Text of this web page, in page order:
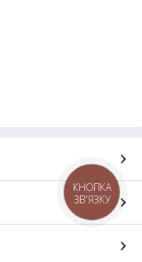
КНОПКА
ЗВ'ЯЗКУ